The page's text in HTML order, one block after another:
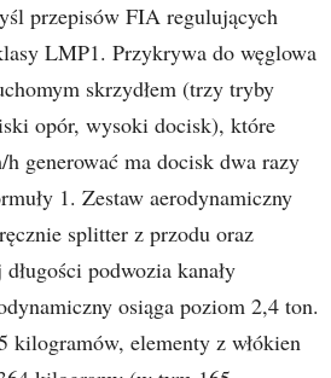
przepisów FIA regulujących
LMP1. Przykrywa do węglowa
skrzydłem (trzy tryby
opór, wysoki docisk), które
generować ma docisk dwa razy
1. Zestaw aerodynamiczny
splitter z przodu oraz
podwozia kanały
osiąga poziom 2,4 ton.
kilogramów, elementy z włókien